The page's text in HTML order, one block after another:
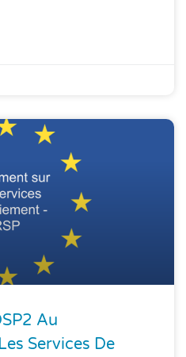
Au
Services De